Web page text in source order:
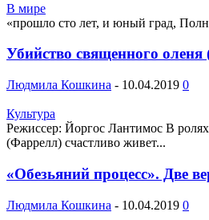
В мире
«прошло сто лет, и юный град,
Убийство священного оленя
Людмила Кошкина - 10.04.2019 0
Культура
Режиссер: Йоргос Лантимос В
(Фаррелл) счастливо живет...
«Обезьяний процесс». Две
Людмила Кошкина - 10.04.2019 0